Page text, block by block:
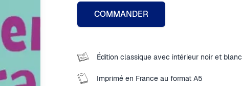
COMMANDER
Édition classique avec intérieur noir et blanc
Imprimé en France au format A5